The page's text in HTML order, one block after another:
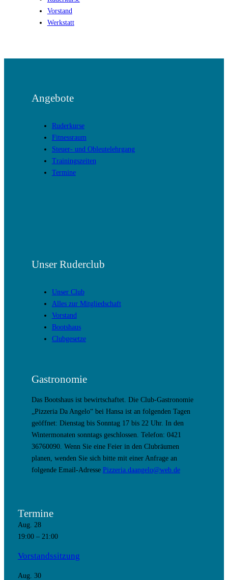
Vorstand
Werkstatt
Angebote
Ruderkurse
Fitnessraum
Steuer- und Obleutelehrgang
Trainingszeiten
Termine
Unser Ruderclub
Unser Club
Alles zur Mitgliedschaft
Vorstand
Bootshaus
Clubgesetze
Gastronomie
Das Bootshaus ist bewirtschaftet. Die Club-Gastronomie
„Pizzeria Da Angelo“ bei Hansa ist an folgenden Tagen
geöffnet: Dienstag bis Sonntag 17 bis 22 Uhr. In den
Wintermonaten sonntags geschlossen. Telefon: 0421
36760090. Wenn Sie eine Feier in den Clubräumen
planen, wenden Sie sich bitte mit einer Anfrage an
folgende Email-Adresse Pizzeria.daangelo@web.de
Termine
Aug. 28
19:00– 21:00
Vorstandssitzung
Aug. 30